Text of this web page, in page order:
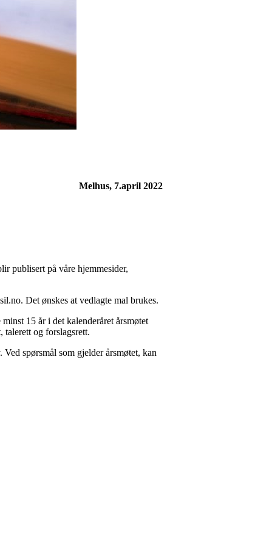
Melhus, 7.april 2022
publisert på våre hjemmesider,
Det ønskes at vedlagte mal brukes.
15 år i det kalenderåret årsmøtet
og forslagsrett.
spørsmål som gjelder årsmøtet, kan